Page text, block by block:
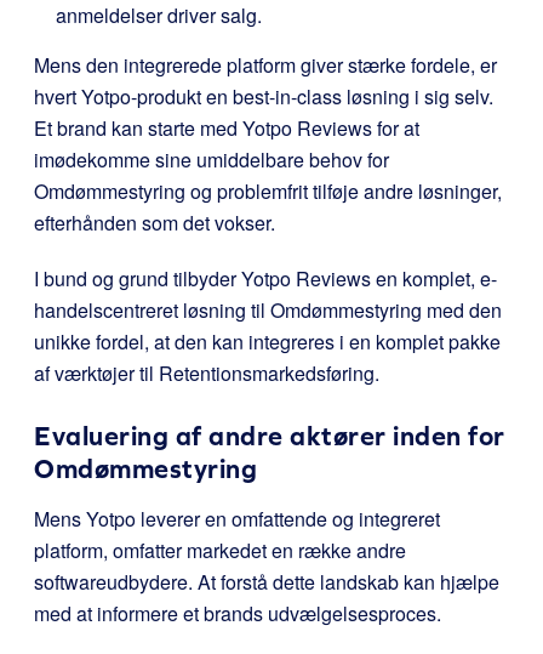
anmeldelser driver salg.
Mens den integrerede platform giver stærke fordele, er
hvert Yotpo-produkt en best-in-class løsning i sig selv.
Et brand kan starte med Yotpo Reviews for at
imødekomme sine umiddelbare behov for
Omdømmestyring og problemfrit tilføje andre løsninger,
efterhånden som det vokser.
I bund og grund tilbyder Yotpo Reviews en komplet, e-
handelscentreret løsning til Omdømmestyring med den
unikke fordel, at den kan integreres i en komplet pakke
af værktøjer til Retentionsmarkedsføring.
Evaluering af andre aktører inden for
Omdømmestyring
Mens Yotpo leverer en omfattende og integreret
platform, omfatter markedet en række andre
softwareudbydere. At forstå dette landskab kan hjælpe
med at informere et brands udvælgelsesproces.